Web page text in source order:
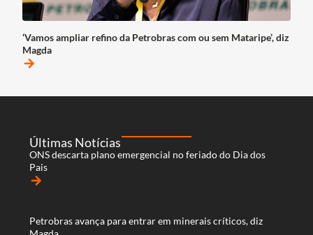
‘Vamos ampliar refino da Petrobras com ou sem Mataripe’, diz
Magda
arrow_forward
Últimas Notícias
ONS descarta plano emergencial no feriado do Dia dos
Pais
arrow_forward
Petrobras avança para entrar em minerais críticos, diz